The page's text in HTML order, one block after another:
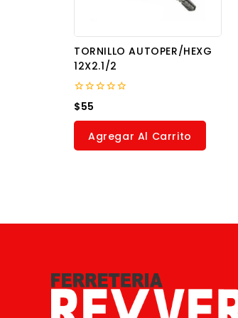
TORNILLO AUTOPER/HEXG
12X2.1/2
0
out
of
$55
Agregar Al Carrito